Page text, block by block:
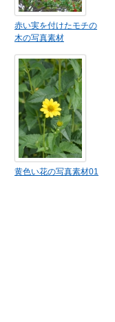
赤い実を付けたモチの
木の写真素材
黄色い花の写真素材01